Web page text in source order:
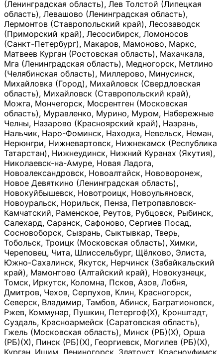
(Ленинградская область), Лев Толстой (Липецкая
область), Левашово (Ленинградская область),
Лермонтов (Ставропольский край), Лесозаводск
(Приморский край), Лесосибирск, Ломоносов
(Санкт-Петербург), Макаров, Мамоново, Маркс,
Матвеев Курган (Ростовская область), Махачкала,
Мга (Ленинградская область), Медногорск, Метлино
(Челябинская область), Миллерово, Минусинск,
Михайловка (Город), Михайловск (Свердловская
область), Михайловск (Ставропольский край),
Можга, Мончегорск, Мосрентген (Московская
область), Муравленко, Мурино, Муром, Набережные
Челны, Назарово (Красноярский край), Назрань,
Нальчик, Наро-Фоминск, Находка, Невельск, Неман,
Нерюнгри, Нижневартовск, Нижнекамск (Республика
Татарстан), Нижнеудинск, Нижний Куранах (Якутия),
Николаевск-на-Амуре, Новая Ладога,
Новоалександровск, Новоалтайск, Нововоронеж,
Новое Девяткино (Ленинградская область),
Новокуйбышевск, Новотроицк, Новоульяновск,
Новоуральск, Норильск, Пенза, Петропавловск-
Камчатский, Раменское, Реутов, Рубцовск, Рыбинск,
Салехард, Саранск, Сафоново, Сергиев Посад,
Сосновоборск, Сызрань, Сыктывкар, Тверь,
Тобольск, Троицк (Московская область), Химки,
Череповец, Чита, Шлиссельбург, Щёлково, Элиста,
Южно-Сахалинск, Якутск, Нерчинск (Забайкальский
край), Мамонтово (Алтайский край), Новокузнецк,
Томск, Иркутск, Коломна, Псков, Азов, Лобня,
Дмитров, Чехов, Серпухов, Клин, Красногорск,
Северск, Владимир, Тамбов, Абинск, Багратионовск,
Ржев, Коммунар, Пушкин, Петергоф(Х), Кронштадт,
Суздаль, Красноармейск (Саратовская область),
Гжель (Московская область), Минск (РБ)(Х), Орша
(РБ)(Х), Пинск (РБ)(Х), Георгиевск, Могилев (РБ)(Х),
Курган, Ишим, Лениногорск, Златоуст, Красноуфимск,